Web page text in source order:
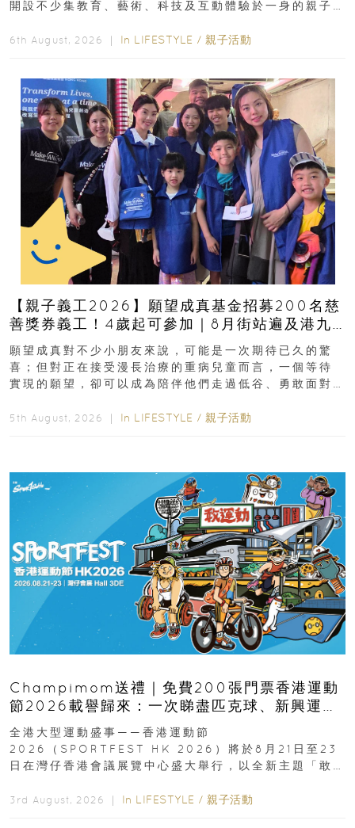
開設不少集教育、藝術、科技及互動體驗於一身的親子
6th August, 2026 ｜ In LIFESTYLE / 親子活動
【親子義工2026】願望成真基金招募200名慈
善獎券義工！4歲起可參加｜8月街站遍及港九
新界
願望成真對不少小朋友來說，可能是一次期待已久的驚
喜；但對正在接受漫長治療的重病兒童而言，一個等待
實現的願望，卻可以成為陪伴他們走過低谷、勇敢面對
5th August, 2026 ｜ In LIFESTYLE / 親子活動
Champimom送禮｜免費200張門票香港運動
節2026載譽歸來：一次睇盡匹克球、新興運
動、街舞比賽＋逾百運動品牌展覽
全港大型運動盛事——香港運動節
2026（SPORTFEST HK 2026）將於8月21日至23
日在灣仔香港會議展覽中心盛大舉行，以全新主題「敢
3rd August, 2026 ｜ In LIFESTYLE / 親子活動